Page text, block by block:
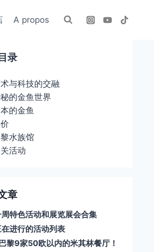
A propos
录
与科技的交融
的金鱼世界
本的金鱼
水族馆
活动
章
特色活动和展览展会合集
进行的活动列表
黎9家50欧以内的米其林餐厅！